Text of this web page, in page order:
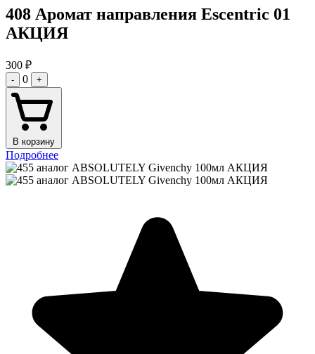
408 Аромат направления Escentric 01
АКЦИЯ
300 ₽
- 0 +
В корзину
Подробнее